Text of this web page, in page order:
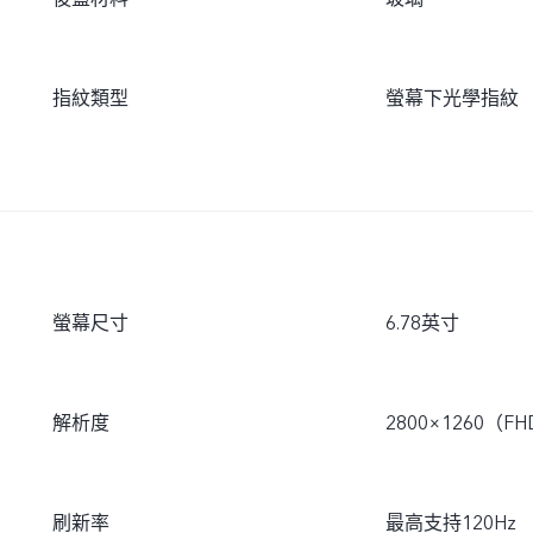
指紋類型 螢幕下光學指紋
螢幕尺寸 6.78英寸
解析度 2800×1260（
刷新率 最高支持120Hz